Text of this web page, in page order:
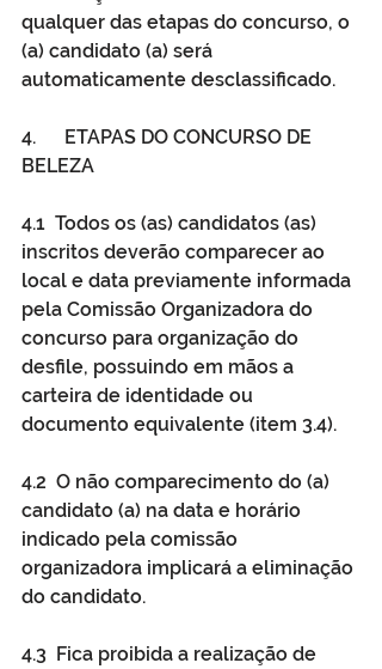
qualquer das etapas do concurso, o
(a) candidato (a) será
automaticamente desclassificado.
4.      ETAPAS DO CONCURSO DE
BELEZA
4.1  Todos os (as) candidatos (as)
inscritos deverão comparecer ao
local e data previamente informada
pela Comissão Organizadora do
concurso para organização do
desfile, possuindo em mãos a
carteira de identidade ou
documento equivalente (item 3.4).
4.2  O não comparecimento do (a)
candidato (a) na data e horário
indicado pela comissão
organizadora implicará a eliminação
do candidato.
4.3  Fica proibida a realização de